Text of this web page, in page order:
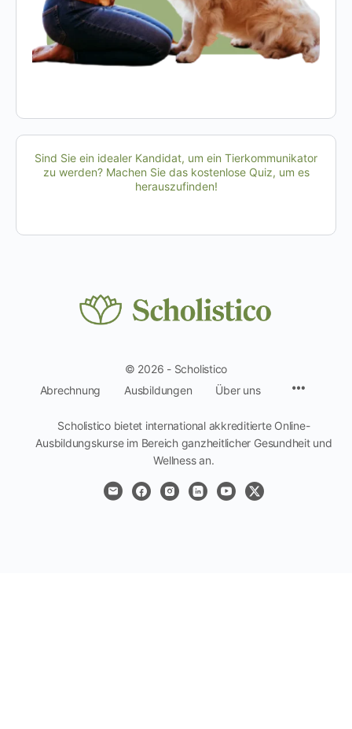
Sind Sie ein idealer Kandidat, um ein Tierkommunikator
zu werden? Machen Sie das kostenlose Quiz, um es
herauszufinden!
© 2026 - Scholistico
Abrechnung
Ausbildungen Über uns
Scholistico bietet international akkreditierte Online-
Ausbildungskurse im Bereich ganzheitlicher Gesundheit und
Wellness an.